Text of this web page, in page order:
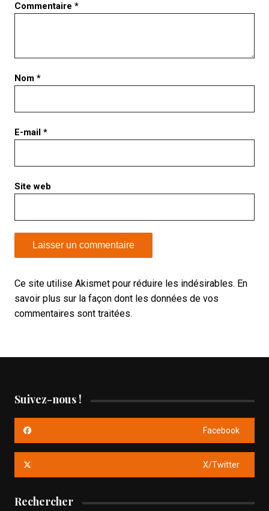
Commentaire *
Nom *
E-mail *
Site web
Ce site utilise Akismet pour réduire les indésirables. En
savoir plus sur la façon dont les données de vos
commentaires sont traitées.
Suivez-nous !
Facebook
X/Twitter
Rechercher